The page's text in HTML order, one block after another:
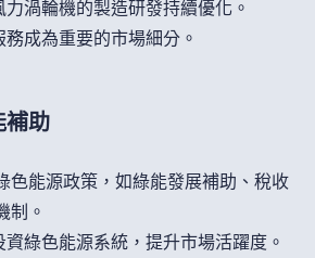
渦輪機的製造研發持續優化。
成為重要的市場細分。
補助
色能源政策，如綠能發展補助、稅收
制。
綠色能源系統，提升市場活躍度。